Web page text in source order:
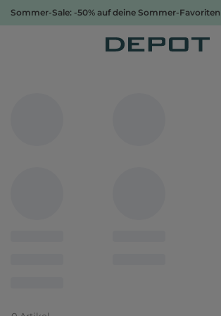
Sommer-Sale: -50% auf deine Sommer-Favoriten